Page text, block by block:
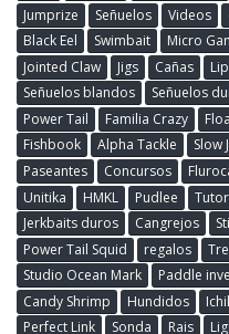
Jumprize
Señuelos Videos
Black Eel
Swimbait Micro
Jointed Claw
Jigs Cañas
Señuelos blandos
Señuelos
Power Tail
Familia Crazy
Fishbook
Alpha Tackle Slow
Paseantes
Concursos
Unitika
HMKL Pudlee
Jerkbaits duros
Cangrejos
Power Tail Squid
regalos
Studio Ocean Mark
Paddle
Candy Shrimp
Hundidos
Perfect Link
Sonda Rais